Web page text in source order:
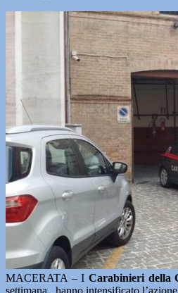
MACERATA – ICarabinieri della
settimana , hanno intensificato